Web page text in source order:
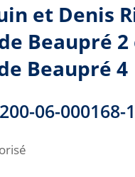
et Denis
Beaupré
Beaupré 4
06-000168-